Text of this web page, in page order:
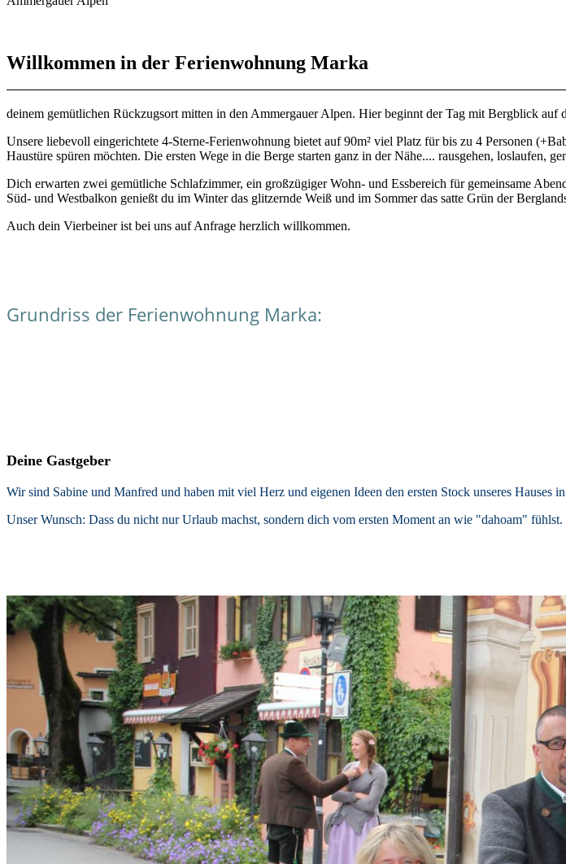
Willkommen in der Ferienwohnung Marka
deinem gemütlichen Rückzugsort mitten in den Ammergauer Alpen. Hier beginnt der Tag mit Bergblick
Unsere liebevoll eingerichtete 4-Sterne-Ferienwohnung bietet auf 90m² viel Platz für bis zu 4 Personen
Haustüre spüren möchten. Die ersten Wege in die Berge starten ganz in der Nähe.... rausgehen, loslaufen,
Dich erwarten zwei gemütliche Schlafzimmer, ein großzügiger Wohn- und Essbereich für gemeinsame
Süd- und Westbalkon genießt du im Winter das glitzernde Weiß und im Sommer das satte Grün der
Auch dein Vierbeiner ist bei uns auf Anfrage herzlich willkommen.
Grundriss der Ferienwohnung Marka:
Deine Gastgeber
Wir sind Sabine und Manfred und haben mit viel Herz und eigenen Ideen den ersten Stock unseres Hauses
Unser Wunsch: Dass du nicht nur Urlaub machst, sondern dich vom ersten Moment an wie "dahoam" fühlst.